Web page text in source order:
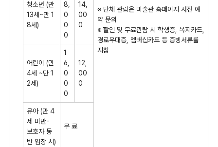
※ 단체 관람은 미술관 홈페이지 사전 예
약 문의
※ 할인 및 무료관람 시 학생증 복지카드
경로우대증 멤버십카드 등 증빙서류를
지참
청소년 (만
13세 ~만 1
8세)
8,
0
0
0
14,
00
0
어린이 (만
4세 ~만 1
2세)
1
6,
0
0
0
12,
00
0
유아(만 4
세 미만-
보호자 동
반 입장 시)
무 료